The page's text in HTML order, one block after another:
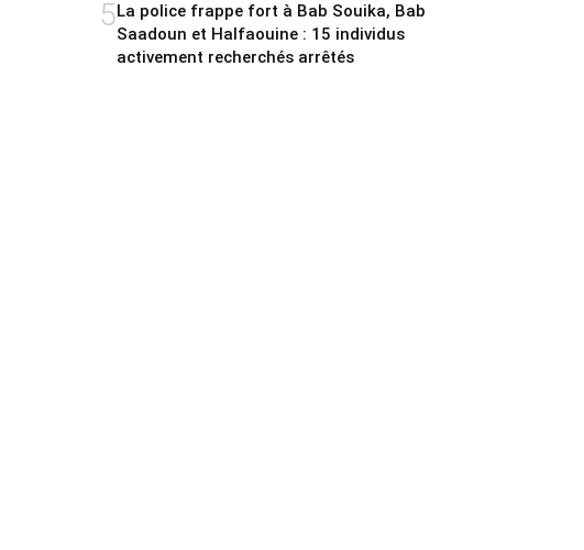
5La police frappe fort à Bab Souika, Bab
Saadoun et Halfaouine : 15 individus
activement recherchés arrêtés